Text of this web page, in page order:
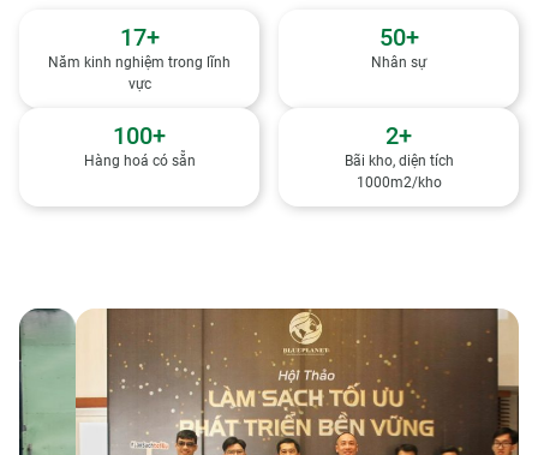
17+
Năm kinh nghiệm trong lĩnh
vực
50+
Nhân sự
100+
Hàng hoá có sẵn
2+
Bãi kho, diện tích
1000m2/kho